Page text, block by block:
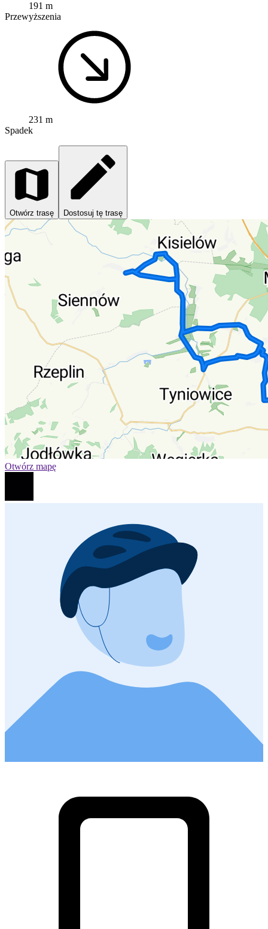
191 m
Przewyższenia
231 m
Spadek
Otwórz trasę Dostosuj tę trasę
Otwórz mapę